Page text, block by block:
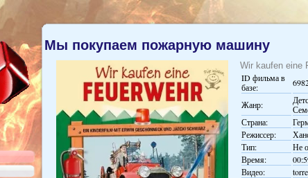
Мы покупаем пожарную машину
Wir kaufen eine
ID фильма в
базе:
Жанр:
Страна:
Режиссер:
Тип:
Не
Время:
Видео: